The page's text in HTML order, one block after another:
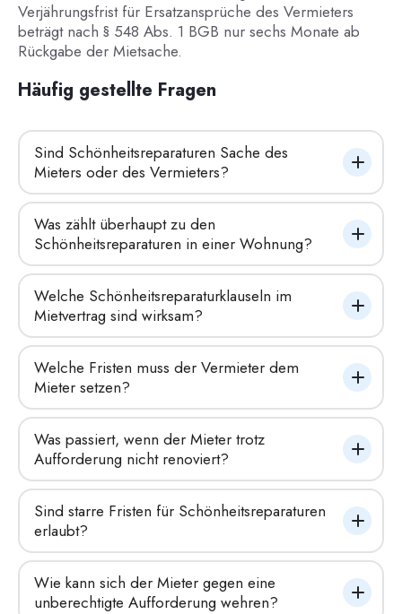
Verjährungsfrist für Ersatzansprüche des Vermieters
beträgt nach § 548 Abs. 1 BGB nur sechs Monate ab
Rückgabe der Mietsache.
Häufig gestellte Fragen
Sind Schönheitsreparaturen Sache des
Mieters oder des Vermieters?
Was zählt überhaupt zu den
Schönheitsreparaturen in einer Wohnung?
Welche Schönheitsreparaturklauseln im
Mietvertrag sind wirksam?
Welche Fristen muss der Vermieter dem
Mieter setzen?
Was passiert, wenn der Mieter trotz
Aufforderung nicht renoviert?
Sind starre Fristen für Schönheitsreparaturen
erlaubt?
Wie kann sich der Mieter gegen eine
unberechtigte Aufforderung wehren?